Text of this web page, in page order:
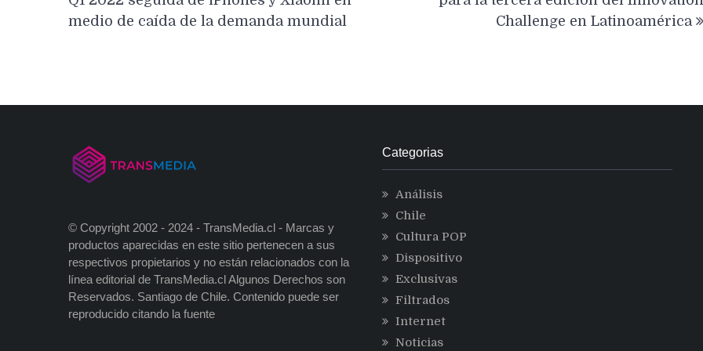
entradas
medio de caída de la demanda mundial
Challenge en Latinoamérica
© Copyright 2002 - 2024 - TransMedia.cl - Marcas y
productos aparecidas en este sitio pertenecen a sus
respectivos propietarios y no están relacionados con la
línea editorial de TransMedia.cl Algunos Derechos son
Reservados. Santiago de Chile. Contenido puede ser
reproducido citando la fuente
Categorias
Análisis
Chile
Cultura POP
Dispositivo
Exclusivas
Filtrados
Internet
Noticias